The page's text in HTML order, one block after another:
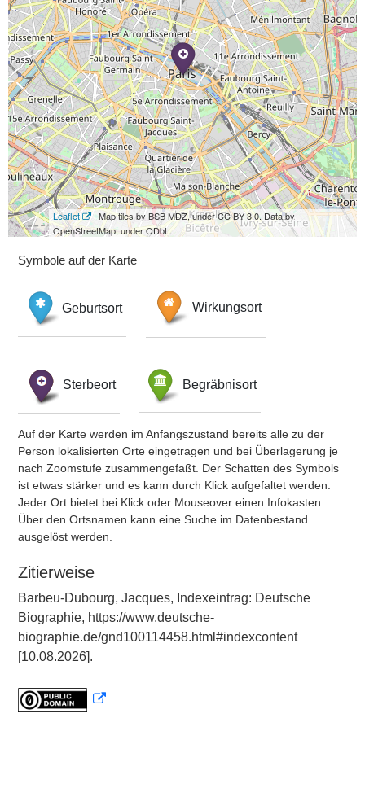
Leaflet
| Map tiles by BSB MDZ, under CC BY 3.0. Data by
OpenStreetMap, under ODbL.
Symbole auf der Karte
Geburtsort Wirkungsort
Sterbeort Begräbnisort
Auf der Karte werden im Anfangszustand bereits alle zu der
Person lokalisierten Orte eingetragen und bei Überlagerung je
nach Zoomstufe zusammengefaßt. Der Schatten des Symbols
ist etwas stärker und es kann durch Klick aufgefaltet werden.
Jeder Ort bietet bei Klick oder Mouseover einen Infokasten.
Über den Ortsnamen kann eine Suche im Datenbestand
ausgelöst werden.
Zitierweise
Barbeu-Dubourg, Jacques, Indexeintrag: Deutsche
Biographie, https://www.deutsche-
biographie.de/gnd100114458.html#indexcontent
[10.08.2026].